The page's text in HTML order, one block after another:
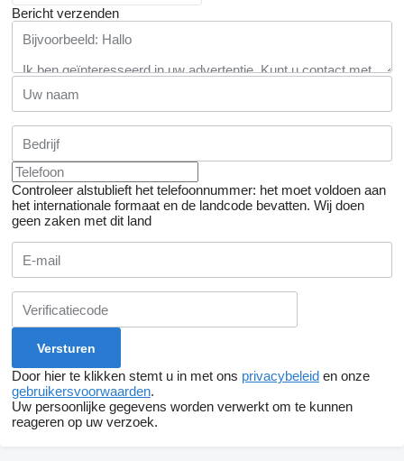
Bericht verzenden
Controleer alstublieft het telefoonnummer: het moet voldoen aan
het internationale formaat en de landcode bevatten. Wij doen
geen zaken met dit land
Door hier te klikken stemt u in met ons privacybeleid en onze
gebruikersvoorwaarden.
Uw persoonlijke gegevens worden verwerkt om te kunnen
reageren op uw verzoek.